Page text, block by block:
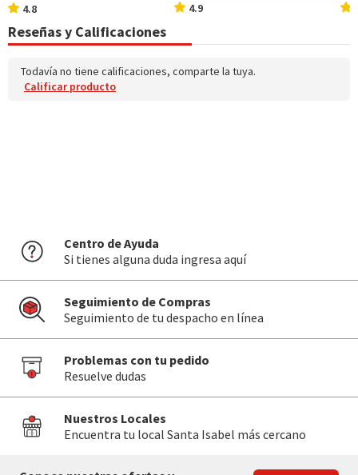
4.8 4.9
Reseñas y Calificaciones
Todavía no tiene calificaciones, comparte la tuya.
Calificar producto
Centro de Ayuda
Si tienes alguna duda ingresa aquí
Seguimiento de Compras
Seguimiento de tu despacho en línea
Problemas con tu pedido
Resuelve dudas
Nuestros Locales
Encuentra tu local Santa Isabel más cercano